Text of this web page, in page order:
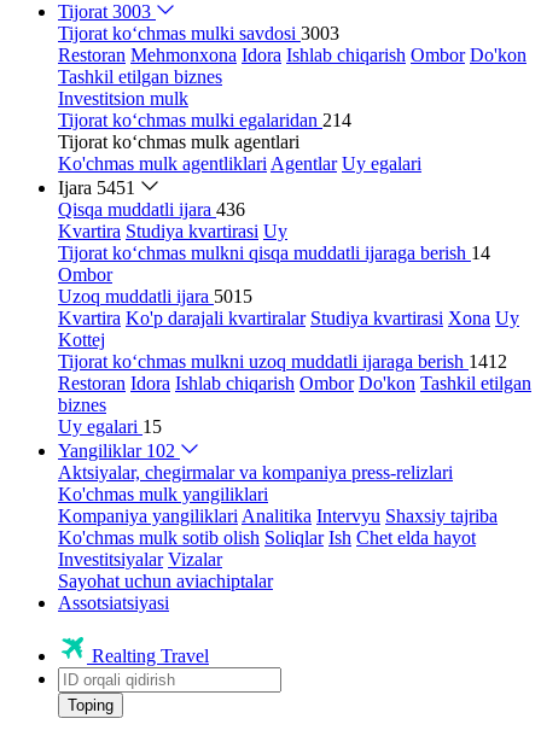
Tijorat 3003
Tijorat ko‘chmas mulki savdosi 3003
Restoran Mehmonxona Idora Ishlab chiqarish Ombor Do'kon
Tashkil etilgan biznes
Investitsion mulk
Tijorat ko‘chmas mulki egalaridan 214
Tijorat ko‘chmas mulk agentlari
Ko'chmas mulk agentliklari Agentlar Uy egalari
Ijara 5451
Qisqa muddatli ijara 436
Kvartira Studiya kvartirasi Uy
Tijorat ko‘chmas mulkni qisqa muddatli ijaraga berish 14
Ombor
Uzoq muddatli ijara 5015
Kvartira Ko'p darajali kvartiralar Studiya kvartirasi Xona Uy
Kottej
Tijorat ko‘chmas mulkni uzoq muddatli ijaraga berish 1412
Restoran Idora Ishlab chiqarish Ombor Do'kon Tashkil etilgan
biznes
Uy egalari 15
Yangiliklar 102
Aktsiyalar, chegirmalar va kompaniya press-relizlari
Ko'chmas mulk yangiliklari
Kompaniya yangiliklari Analitika Intervyu Shaxsiy tajriba
Ko'chmas mulk sotib olish Soliqlar Ish Chet elda hayot
Investitsiyalar Vizalar
Sayohat uchun aviachiptalar
Assotsiatsiyasi
Realting Travel
Toping